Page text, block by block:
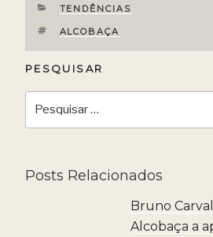
CATEGORIAS
TENDÊNCIAS
ETIQUETAS
ALCOBAÇA
PESQUISAR
Posts Relacionados
Bruno
Alcobaça a